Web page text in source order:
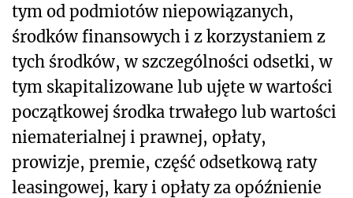
tym od podmiotów niepowiązanych,
środków finansowych i z korzystaniem z
tych środków, w szczególności odsetki, w
tym skapitalizowane lub ujęte w wartości
początkowej środka trwałego lub wartości
niematerialnej i prawnej, opłaty,
prowizje, premie, część odsetkową raty
leasingowej, kary i opłaty za opóźnienie